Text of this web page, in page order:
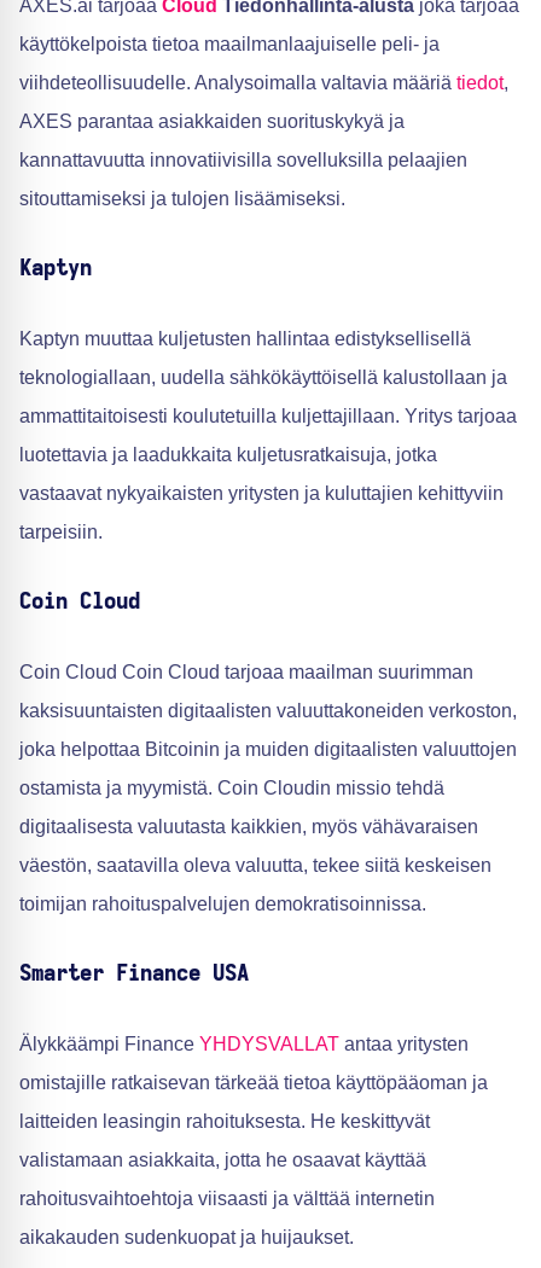
AXES.ai tarjoaa Cloud Tiedonhallinta-alusta joka tarjoaa
käyttökelpoista tietoa maailmanlaajuiselle peli- ja
viihdeteollisuudelle. Analysoimalla valtavia määriä tiedot,
AXES parantaa asiakkaiden suorituskykyä ja
kannattavuutta innovatiivisilla sovelluksilla pelaajien
sitouttamiseksi ja tulojen lisäämiseksi.
Kaptyn
Kaptyn muuttaa kuljetusten hallintaa edistyksellisellä
teknologiallaan, uudella sähkökäyttöisellä kalustollaan ja
ammattitaitoisesti koulutetuilla kuljettajillaan. Yritys tarjoaa
luotettavia ja laadukkaita kuljetusratkaisuja, jotka
vastaavat nykyaikaisten yritysten ja kuluttajien kehittyviin
tarpeisiin.
Coin Cloud
Coin Cloud Coin Cloud tarjoaa maailman suurimman
kaksisuuntaisten digitaalisten valuuttakoneiden verkoston,
joka helpottaa Bitcoinin ja muiden digitaalisten valuuttojen
ostamista ja myymistä. Coin Cloudin missio tehdä
digitaalisesta valuutasta kaikkien, myös vähävaraisen
väestön, saatavilla oleva valuutta, tekee siitä keskeisen
toimijan rahoituspalvelujen demokratisoinnissa.
Smarter Finance USA
Älykkäämpi Finance YHDYSVALLAT antaa yritysten
omistajille ratkaisevan tärkeää tietoa käyttöpääoman ja
laitteiden leasingin rahoituksesta. He keskittyvät
valistamaan asiakkaita, jotta he osaavat käyttää
rahoitusvaihtoehtoja viisaasti ja välttää internetin
aikakauden sudenkuopat ja huijaukset.